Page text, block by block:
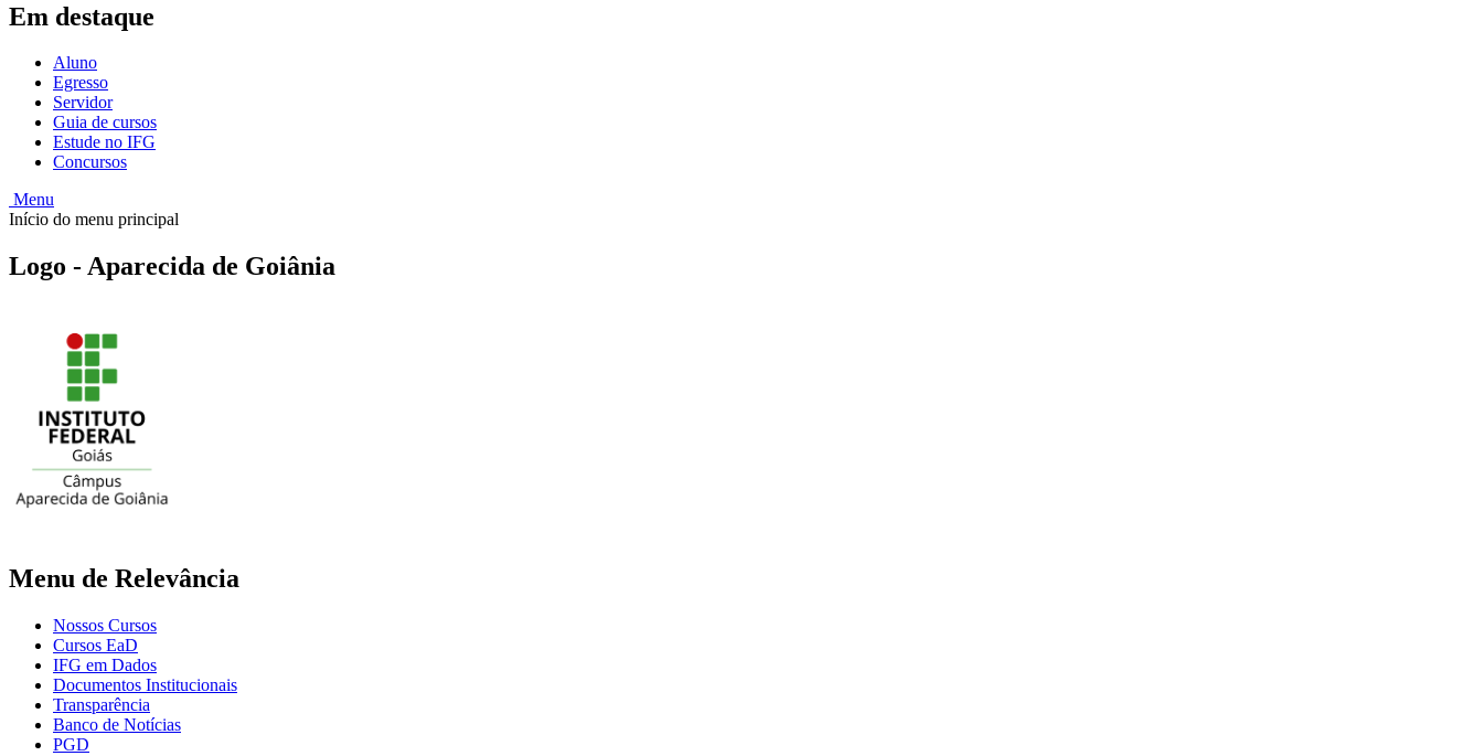
Em destaque
Aluno
Egresso
Servidor
Guia de cursos
Estude no IFG
Concursos
Menu
Início do menu principal
Logo - Aparecida de Goiânia
Menu de Relevância
Nossos Cursos
Cursos EaD
IFG em Dados
Documentos Institucionais
Transparência
Banco de Notícias
PGD